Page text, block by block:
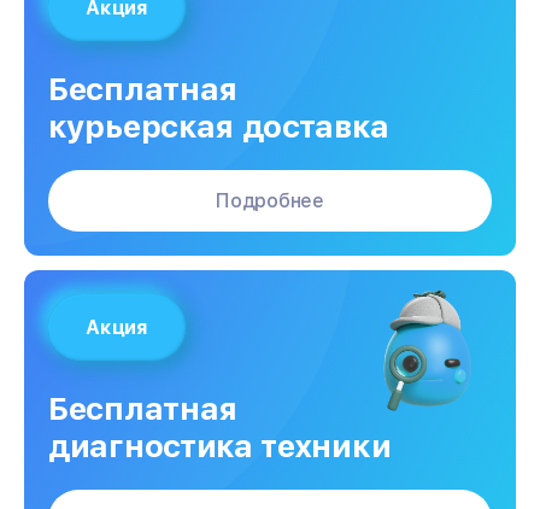
Акция
Бесплатная
курьерская доставка
Подробнее
Акция
Бесплатная
диагностика техники